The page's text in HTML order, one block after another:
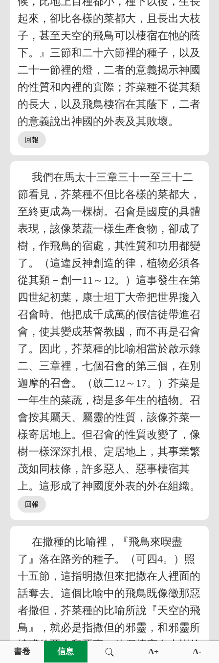
起來，卻比各樣的菜都大，且長出大枝
子，甚至天空的飛鳥可以棲宿在牠的蔭
下。』三節和二十六節裡的種子，以及
二十一節裡的燈，二者的意義揭示神國
的性質和內裡的實際；芥菜種不從其類
的長大，以及飛鳥棲宿在其蔭下，二者
的意義說出神國的外表及其敗壞。
我們在馬太十三章三十一至三十二
節看見，芥菜種不但比各樣的菜都大，
至終更成為一棵樹。召會是國度的具體
表現，該像菜蔬一樣生產食物，卻成了
樹，作飛鳥的宿處，其性質和功用都變
了。（這違反神創造的律，植物必須各
從其類－創一11～12。）這事發生在第
四世紀初葉，康士坦丁大帝把世界攙入
召會時。他把成千成萬的假信徒帶進召
會，使其變成基督教國，而不再是召會
了。因此，芥菜種的比喻相當於啟示錄
二、三章裡，七個召會的第三個，在別
迦摩的召會。（啟二12～17。）芥菜是
一年生的菜蔬，樹是多年生的植物。召
會按其屬天、屬靈的性質，該像芥菜一
樣寄居地上。但召會的性質改變了，像
樹一樣深深扎根、定居地上，其事業繁
茂如同枝條，許多惡人、惡事棲宿其
上。這形成了神國度外表的外在組織。
在撒種的比喻裡，『飛鳥來喫盡
了』落在路旁的種子。（可四4。）照
十五節，這指明撒但來把撒在人裡面的
話奪去。這個比喻中的飛鳥既像徵那惡
者撒但，芥菜種的比喻所說『天空的飛
鳥』，就必是指撒但的邪靈，和邪靈所
煽惑的惡人和惡事。他們棲宿在大樹的
書卷 信息 A+ A-